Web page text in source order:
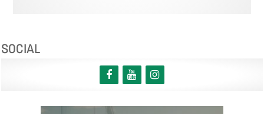
SOCIAL